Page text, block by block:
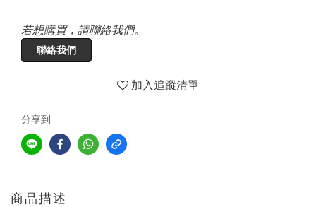
若想購買，請聯絡我們。
聯絡我們
加入追蹤清單
分享到
商品描述